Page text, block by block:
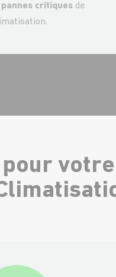
pannes critiques de